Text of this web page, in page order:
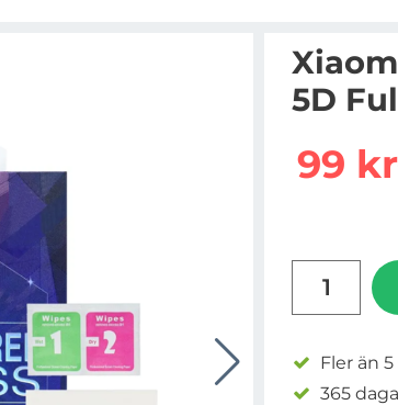
5D
rea
99 kr
Fler än
365